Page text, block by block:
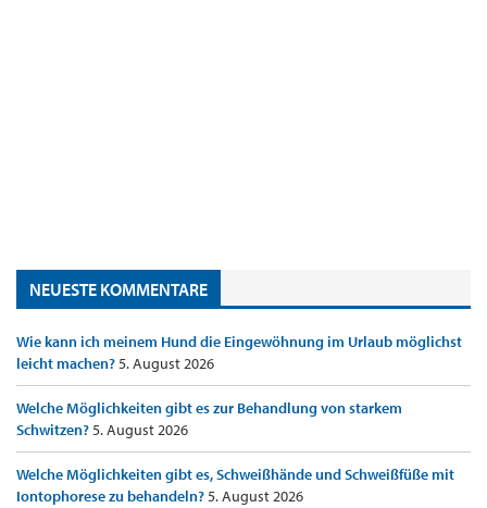
NEUESTE KOMMENTARE
Wie kann ich meinem Hund die Eingewöhnung im Urlaub möglichst
leicht machen?5. August 2026
Welche Möglichkeiten gibt es zur Behandlung von starkem
Schwitzen?5. August 2026
Welche Möglichkeiten gibt es, Schweißhände und Schweißfüße mit
Iontophorese zu behandeln?5. August 2026